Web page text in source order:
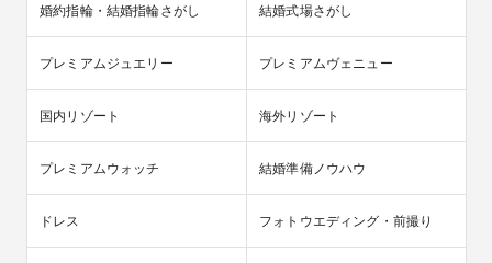
婚約指輪・結婚指輪さがし 結婚式場さがし
プレミアムジュエリー プレミアムヴェニュー
国内リゾート 海外リゾート
プレミアムウォッチ 結婚準備ノウハウ
ドレス フォトウエディング・前撮り